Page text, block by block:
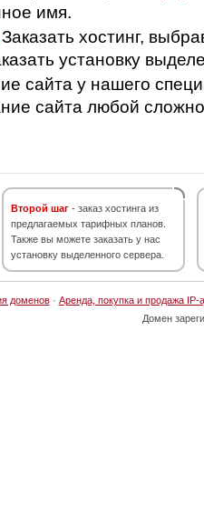
имя.
Заказать хостинг,
установку
сайта у нашего
сайта любой
Второй шаг - заказ хостинга из
предлагаемых тарифных планов.
Также вы можете заказать у нас
установку выделенного сервера.
доменов· Аренда, покупка и продажа IP-
Домен